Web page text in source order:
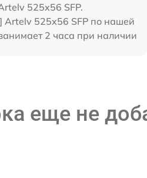
525x56 SFP.
Artelv 525x56 SFP по нашей
2 часа при наличии
еще не